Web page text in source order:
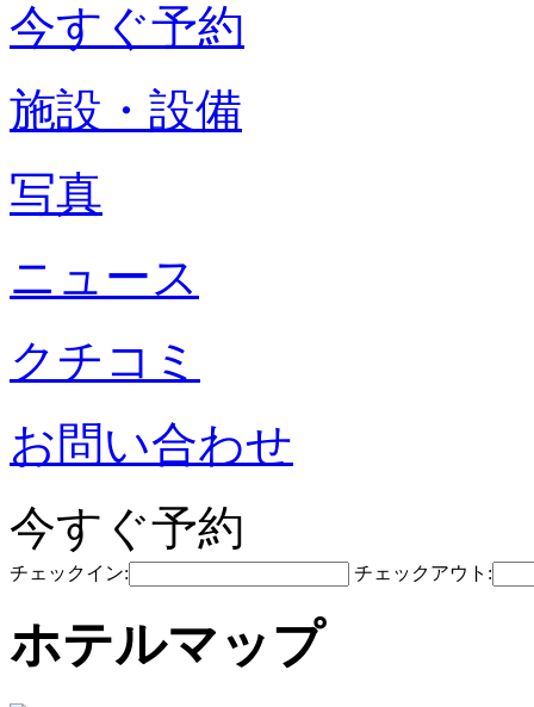
今すぐ予約
施設・設備
写真
ニュース
クチコミ
お問い合わせ
今すぐ予約
チェックイン: チェックアウト:
ホテルマップ